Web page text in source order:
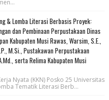
& Lomba Literasi Berbasis Proyek:
dan Pembinaan Perpustakaan Dinas
Kabupaten Musi Rawas, Warsim, S.E.,
M.Si., Pustakawan Perpustakaan
serta Relima Kabupaten Musi
Nyata (KKN) Posko 25 Universitas
Tematik Literasi Berb...